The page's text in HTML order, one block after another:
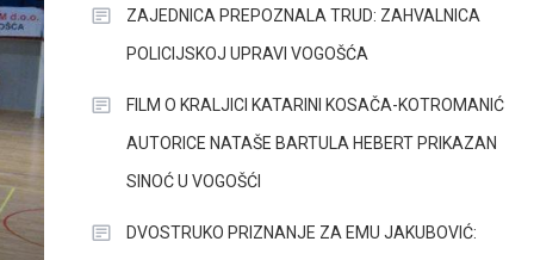
ZAJEDNICA PREPOZNALA TRUD: ZAHVALNICA
POLICIJSKOJ UPRAVI VOGOŠĆA
FILM O KRALJICI KATARINI KOSAČA-KOTROMANIĆ
AUTORICE NATAŠE BARTULA HEBERT PRIKAZAN
SINOĆ U VOGOŠĆI
DVOSTRUKO PRIZNANJE ZA EMU JAKUBOVIĆ: